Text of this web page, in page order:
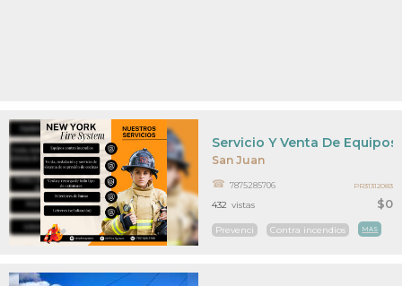
San Juan
$0
Servicio Y Venta De
7875285706
Prevenci Contra incendios MAS
432 vistas
PR31312083